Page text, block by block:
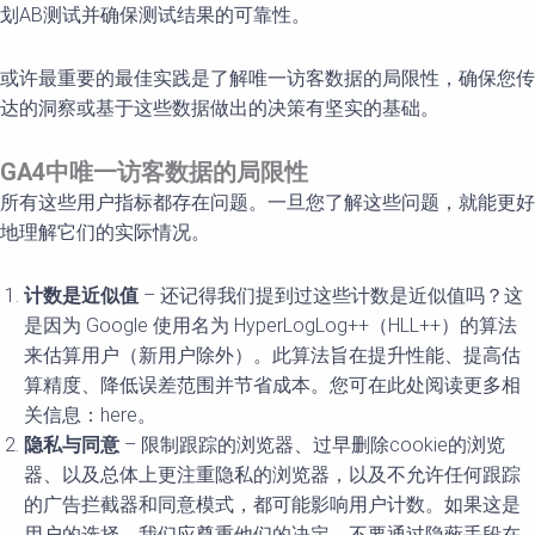
划AB测试并确保测试结果的可靠性。
或许最重要的最佳实践是了解唯一访客数据的局限性，确保您传
达的洞察或基于这些数据做出的决策有坚实的基础。
GA4中唯一访客数据的局限性
所有这些用户指标都存在问题。一旦您了解这些问题，就能更好
地理解它们的实际情况。
计数是近似值 – 还记得我们提到过这些计数是近似值吗？这
是因为 Google 使用名为 HyperLogLog++（HLL++）的算法
来估算用户（新用户除外）。此算法旨在提升性能、提高估
算精度、降低误差范围并节省成本。您可在此处阅读更多相
关信息：here。
隐私与同意 – 限制跟踪的浏览器、过早删除cookie的浏览
器、以及总体上更注重隐私的浏览器，以及不允许任何跟踪
的广告拦截器和同意模式，都可能影响用户计数。如果这是